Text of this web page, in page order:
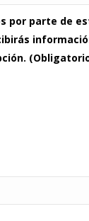
parte de